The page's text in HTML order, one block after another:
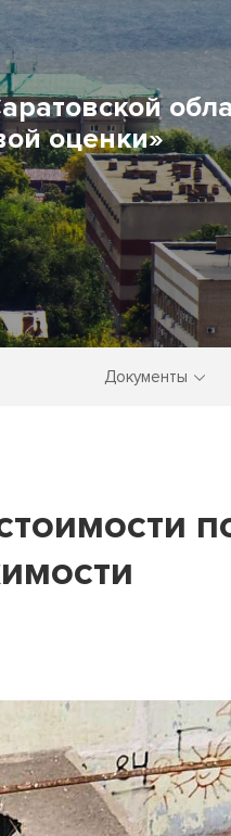
оценки»
Документы